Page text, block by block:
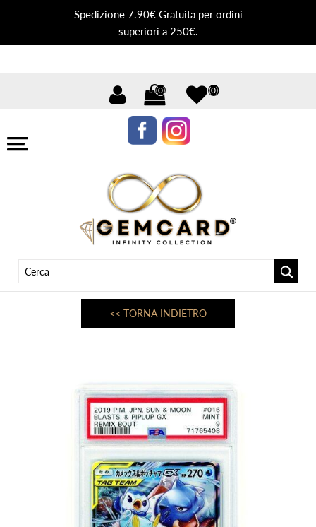
Spedizione 7.90€ Gratuita per ordini
superiori a 250€.
(0) (0)
<< TORNA INDIETRO